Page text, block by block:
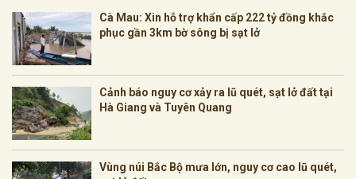
Cà Mau: Xin hỗ trợ khẩn cấp 222 tỷ đồng khắc
phục gần 3km bờ sông bị sạt lở
Cảnh báo nguy cơ xảy ra lũ quét, sạt lở đất tại
Hà Giang và Tuyên Quang
Vùng núi Bắc Bộ mưa lớn, nguy cơ cao lũ quét,